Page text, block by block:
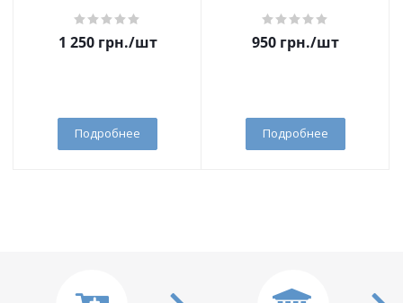
1 250грн./шт
Подробнее
950 грн./шт
Подробнее